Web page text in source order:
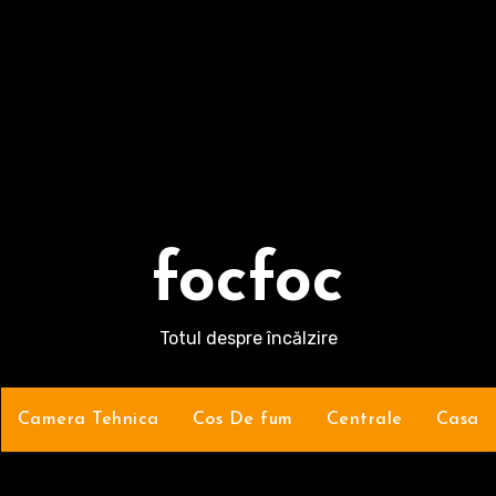
focfoc
Totul despre încălzire
Camera Tehnica Cos De fum Centrale Casa